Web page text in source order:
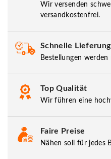
Wir versenden
versandkostenfrei.
Schnelle Lieferung
Bestellungen
Top Qualität
Wir führen eine
Faire Preise
Nähen soll für jedes